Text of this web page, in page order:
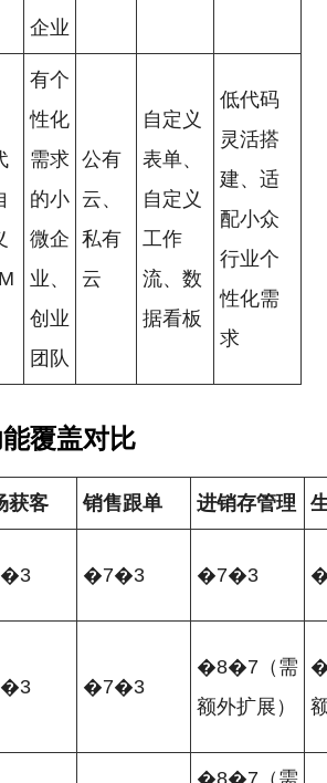
企业
有个
性化
需求
的小
微企
业、
创业
团队
公有
云、
私有
云
自定义
表单、
自定义
工作
流、数
据看板
低代码
灵活搭
建、适
配小众
行业个
性化需
求
覆盖对比
获客 销售跟单 进销存管理
�7�3 �7�3
�7�3
�8�7（需
额外扩展）
�8�7（需